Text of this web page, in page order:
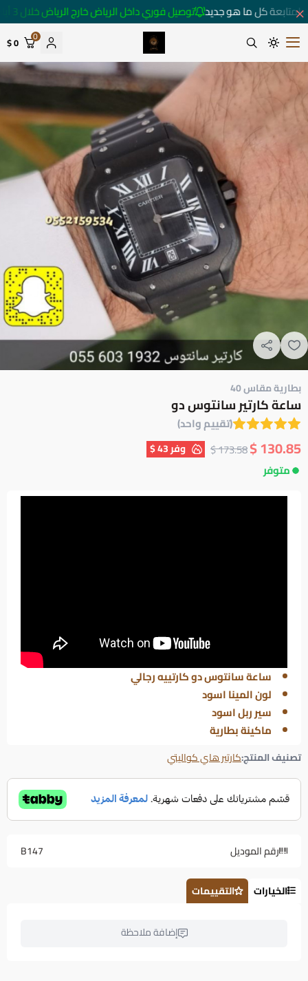
كل ما هو جديد توصيل فوري داخل الرياض خارج الرياض خلال 3 أيام 🚚
متجر ساعات رومانس
0
0 $
بطارية مقاس 40
ساعة كارتير سانتوس دو
(تقييم واحد)
130.85 $
173.58 $ وفر43 $
متوفر
ساعة سانتوس دو كارتييه رجالي
لون المينا اسود
سير ربل اسود
ماكينة بطارية
تصنيف المنتج:كارتير هاي كواليتي
رقم الموديل B147
الخيارات التقييمات
إضافة ملاحظة